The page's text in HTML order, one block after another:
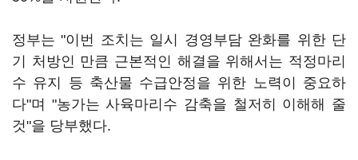
정부는 "이번 조치는 일시 경영부담 완화를 위한 단
기 처방인 만큼 근본적인 해결을 위해서는 적정마리
수 유지 등 축산물 수급안정을 위한 노력이 중요하
다"며 "농가는 사육마리수 감축을 철저히 이해해 줄
것"을 당부했다.